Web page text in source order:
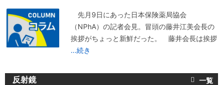
先月9日にあった日本保険薬局協会
（NPhA）の記者会見。冒頭の藤井江美会長の
挨拶がちょっと新鮮だった。 藤井会長は挨拶
...続き
反射鏡